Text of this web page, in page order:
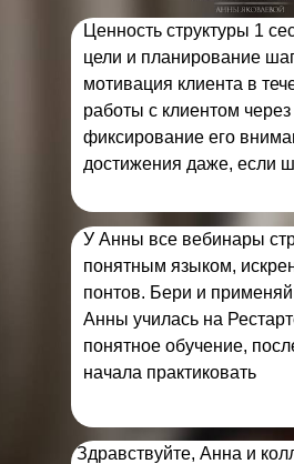
Здравствуйте, Анна и
Ценность структуры 1
цели и планирование
мотивация клиента в
работы с клиентом через
фиксирование его
достижения даже, если
У Анны все вебинары
понятным языком,
понтов. Бери и
Анны училась на
понятное обучение,
начала практиковать